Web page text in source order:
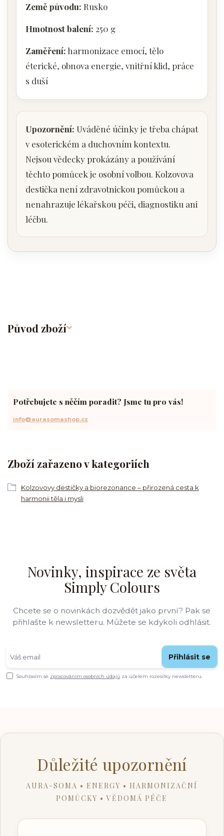
Země původu: Rusko
Hmotnost balení: 250 g
Zaměření: harmonizace emocí, tělo
éterické, obnova energie, vnitřní klid, práce
s duší
Upozornění: Uváděné účinky je třeba chápat
v esoterickém a duchovním kontextu.
Nejsou vědecky prokázány a používání
těchto pomůcek je osobní volbou. Kolzovova
destička není zdravotnickou pomůckou a
nenahrazuje lékařskou péči, diagnostiku ani
léčbu.
Původ zboží
Zboží zařazeno v kategoriích
Kolzovovy destičky a biorezonance – přirozená cesta k
harmonii těla i mysli
Potřebujete s něčím poradit? Jsme tu pro vás!
info@aurasomashop.cz
Novinky, inspirace ze světa
Simply Colours
Chcete se o novinkách dozvědět jako první? Pak se
přihlašte k newsletteru. Můžete se kdykoli odhlásit.
Přihlásit se
Souhlasím se zpracováním osobních údajů za účelem rozesílky newsletteru.
Důležité upozornění
AURA-SOMA • ENERGY • HARMONIZAČNÍ
POMŮCKY • VĚDOMÁ PÉČE